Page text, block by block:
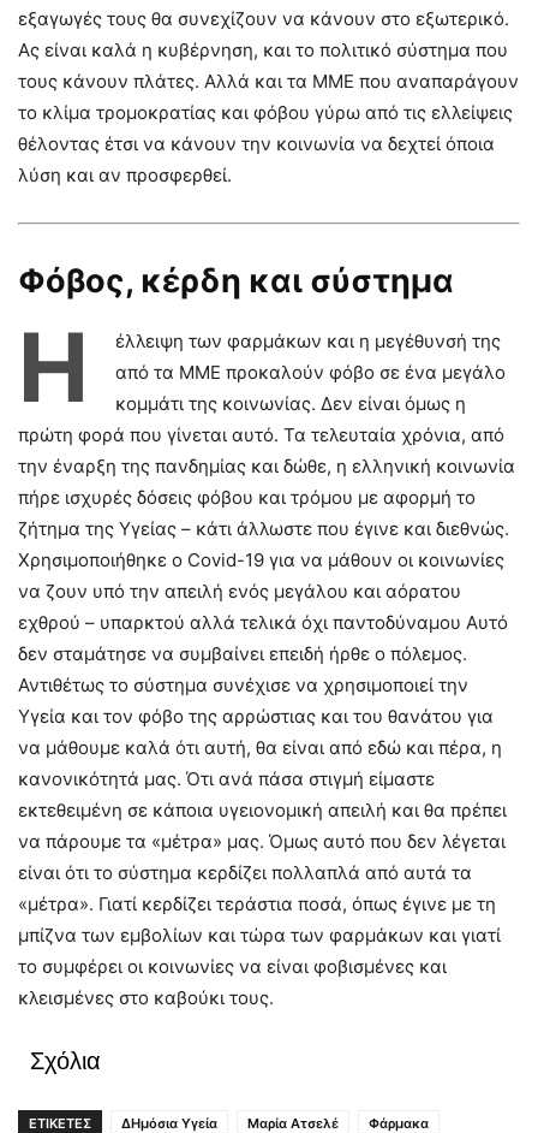
εξαγωγές τους θα συνεχίζουν να κάνουν στο εξωτερικό.
Ας είναι καλά η κυβέρνηση, και το πολιτικό σύστημα που
τους κάνουν πλάτες. Αλλά και τα ΜΜΕ που αναπαράγουν
το κλίμα τρομοκρατίας και φόβου γύρω από τις ελλείψεις
θέλοντας έτσι να κάνουν την κοινωνία να δεχτεί όποια
λύση και αν προσφερθεί.
Φόβος, κέρδη και σύστημα
Η
έλλειψη των φαρμάκων και η μεγέθυνσή της
από τα ΜΜΕ προκαλούν φόβο σε ένα μεγάλο
κομμάτι της κοινωνίας. Δεν είναι όμως η
πρώτη φορά που γίνεται αυτό. Τα τελευταία χρόνια, από
την έναρξη της πανδημίας και δώθε, η ελληνική κοινωνία
πήρε ισχυρές δόσεις φόβου και τρόμου με αφορμή το
ζήτημα της Υγείας – κάτι άλλωστε που έγινε και διεθνώς.
Χρησιμοποιήθηκε ο Covid-19 για να μάθουν οι κοινωνίες
να ζουν υπό την απειλή ενός μεγάλου και αόρατου
εχθρού – υπαρκτού αλλά τελικά όχι παντοδύναμου Αυτό
δεν σταμάτησε να συμβαίνει επειδή ήρθε ο πόλεμος.
Αντιθέτως το σύστημα συνέχισε να χρησιμοποιεί την
Υγεία και τον φόβο της αρρώστιας και του θανάτου για
να μάθουμε καλά ότι αυτή, θα είναι από εδώ και πέρα, η
κανονικότητά μας. Ότι ανά πάσα στιγμή είμαστε
εκτεθειμένη σε κάποια υγειονομική απειλή και θα πρέπει
να πάρουμε τα «μέτρα» μας. Όμως αυτό που δεν λέγεται
είναι ότι το σύστημα κερδίζει πολλαπλά από αυτά τα
«μέτρα». Γιατί κερδίζει τεράστια ποσά, όπως έγινε με τη
μπίζνα των εμβολίων και τώρα των φαρμάκων και γιατί
το συμφέρει οι κοινωνίες να είναι φοβισμένες και
κλεισμένες στο καβούκι τους.
Σχόλια
ΕΤΙΚΕΤΕΣ ΔΗμόσια Υγεία Μαρία Ατσελέ
Φάρμακα